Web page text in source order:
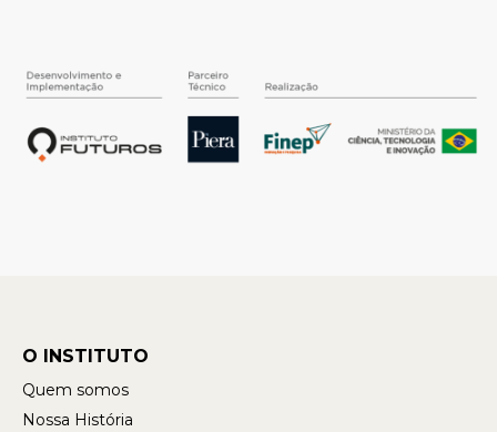
O INSTITUTO
Quem somos
Nossa História